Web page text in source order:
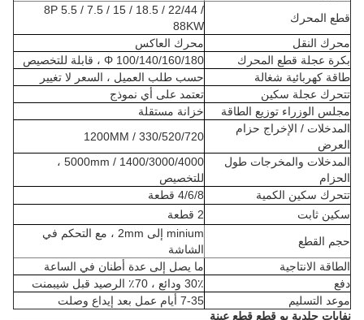
قطع المحرك
8P 5.5 / 7.5 / 15 / 18.5 / 22/44 /
88KW
محرك النقل
محرك العاكس
بكرة عجلة قطع المحرك
Φ 100/140/160/180 ، قابلة للتخصيص
طاقة كهربائية شغالة
حسب طلب العميل ، السعر لا تغيير
تتحرك عجلة سكين
تعتمد على أي نموذج
مجلس الوزراء توزيع الطاقة
خزانة مستقلة
المدخلات / الإخراج حزام
العرض
330/520/720 / 1200MM
المدخلات والمخرجات طول
الحزام
1400/3000/4000 / 5000mm ،
للتخصيص
تتحرك سكين الكمية
4/6/8 قطعة
سكين ثابت
2 قطعة
حجم القطع
minium إلى 2mm ، مع التحكم في
الشاشة
الطاقة الانتاجية
ما يصل إلى عدة أطنان في الساعة
دفع
30٪ ودائع ، 70٪ الرصيد قبل شيبمنت
موعد التسليم
7-35 أيام عمل بعد إيداع وصلت
نفايات جلدية بو قطع قطع عينة